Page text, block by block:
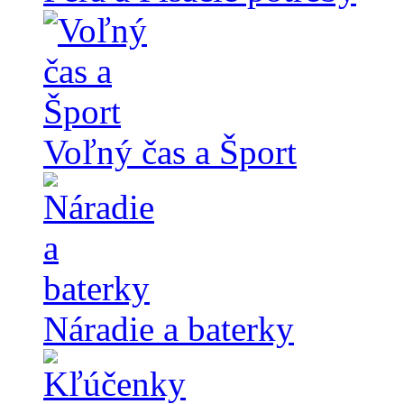
Voľný čas a Šport
Náradie a baterky